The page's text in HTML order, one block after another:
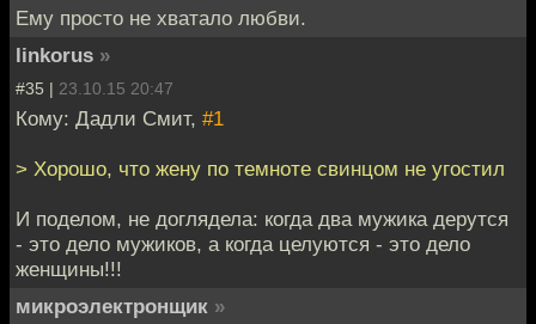
Ему просто не хватало любви.
linkorus »
#35 | 23.10.15 20:47
Кому: Дадли Смит, #1
> Хорошо, что жену по темноте свинцом не угостил
И поделом, не доглядела: когда два мужика дерутся
- это дело мужиков, а когда целуются - это дело
женщины!!!
микроэлектронщик »